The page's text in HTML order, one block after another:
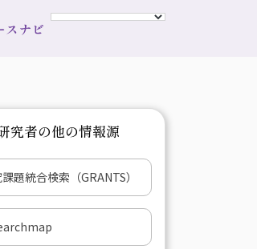
スナビ
究者の他の情報源
題統合検索（GRANTS）